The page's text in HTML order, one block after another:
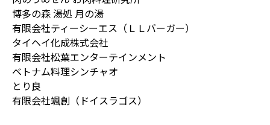
博多の森 湯処 月の湯
有限会社ティーシーエス（ＬＬバーガー）
タイヘイ化成株式会社
有限会社松葉エンターテインメント
ベトナム料理シンチャオ
とり良
有限会社颯創（ドイスラゴス）